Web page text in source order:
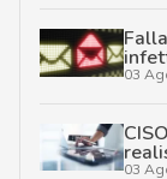
03
03